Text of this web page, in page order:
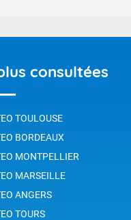
consultées
TOULOUSE
BORDEAUX
MONTPELLIER
MARSEILLE
ANGERS
TOURS